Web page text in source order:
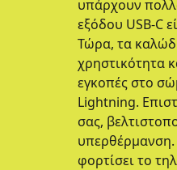
υπάρχουν
εξόδου USB-C
Τώρα, τα
χρηστικότητα
εγκοπές στο
Lightning.
σας,
φορτίσει το